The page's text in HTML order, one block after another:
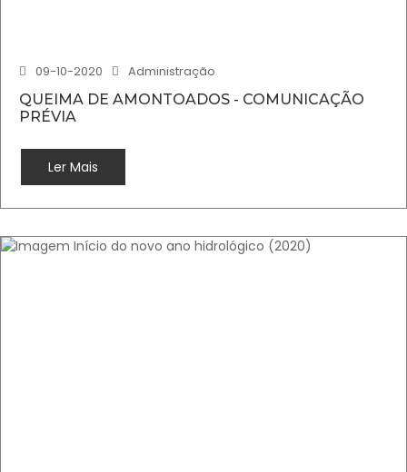
09-10-2020
Administração
QUEIMA DE AMONTOADOS - COMUNICAÇÃO
PRÉVIA
Ler Mais